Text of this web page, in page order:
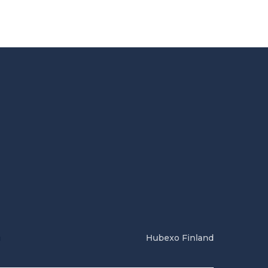
Hubexo Finland